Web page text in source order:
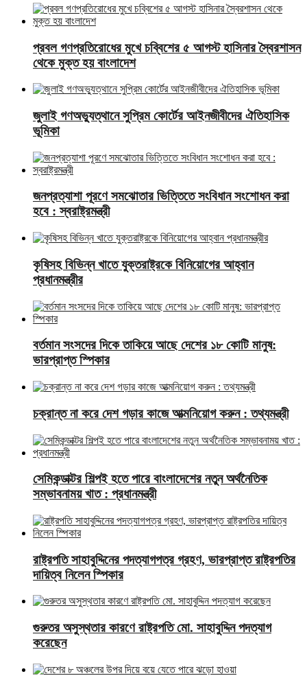
প্রবল গণপ্রতিরোধের মুখে চব্বিশের ৫ আগস্ট হাসিনার স্বৈরশাসন
থেকে মুক্ত হয় বাংলাদেশ
জুলাই গণঅভ্যুত্থানে সুপ্রিম কোর্টের আইনজীবীদের ঐতিহাসিক
ভূমিকা
জনপ্রত্যাশা পূরণে সমঝোতার ভিত্তিতে সংবিধান সংশোধন করা
হবে : স্বরাষ্ট্রমন্ত্রী
কৃষিসহ বিভিন্ন খাতে যুক্তরাষ্ট্রকে বিনিয়োগের আহ্বান
প্রধানমন্ত্রীর
বর্তমান সংসদের দিকে তাকিয়ে আছে দেশের ১৮ কোটি মানুষ:
ভারপ্রাপ্ত স্পিকার
চক্রান্ত না করে দেশ গড়ার কাজে আত্মনিয়োগ করুন : তথ্যমন্ত্রী
সেমিকন্ডাক্টর শিল্পই হতে পারে বাংলাদেশের নতুন অর্থনৈতিক
সম্ভাবনাময় খাত : প্রধানমন্ত্রী
রাষ্ট্রপতি সাহাবুদ্দিনের পদত্যাগপত্র গ্রহণ, ভারপ্রাপ্ত রাষ্ট্রপতির
দায়িত্ব নিলেন স্পিকার
গুরুতর অসুস্থতার কারণে রাষ্ট্রপতি মো. সাহাবুদ্দিন পদত্যাগ
করেছেন